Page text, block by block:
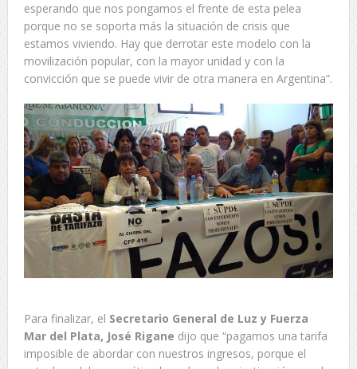
esperando que nos pongamos el frente de esta pelea
porque no se soporta más la situación de crisis que
estamos viviendo. Hay que derrotar este modelo con la
movilización popular, con la mayor unidad y con la
convicción que se puede vivir de otra manera en Argentina”.
Para finalizar, el Secretario General de Luz y Fuerza
Mar del Plata, José Rigane dijo que “pagamos una tarifa
imposible de abordar con nuestros ingresos, porque el